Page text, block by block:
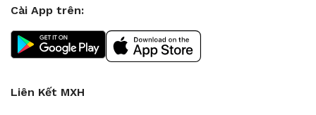
Cài App trên:
Liên Kết MXH